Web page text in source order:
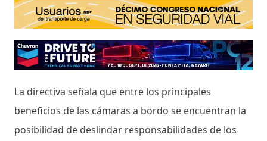
La directiva señala que entre los principales
beneficios de las cámaras a bordo se encuentran la
posibilidad de deslindar responsabilidades de los